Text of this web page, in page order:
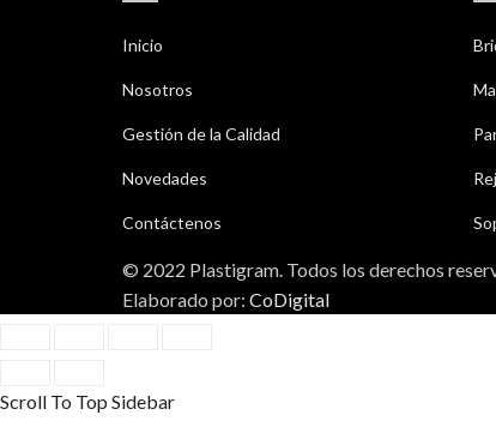
Inicio
Nosotros
Gestión de la Calidad
Novedades
Contáctenos
© 2022 Plastigram. Todos los derechos
Elaborado por: CoDigital
Scroll To Top Sidebar